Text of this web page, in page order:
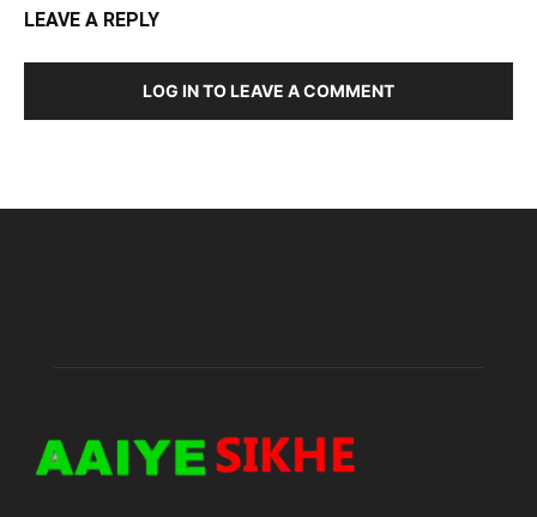
LEAVE A REPLY
LOG IN TO LEAVE A COMMENT